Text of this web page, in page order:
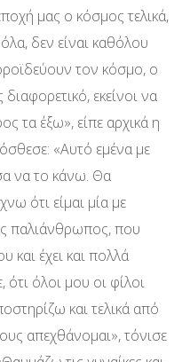
μας ο κόσμος τελικά,
δεν είναι καθόλου
τον κόσμο, ο
εκείνοι να
τα έξω», είπε αρχικά η
«Αυτό εμένα με
να το κάνω. Θα
ότι είμαι μία με
παλιάνθρωπος, που
και έχει και πολλά
όλοι μου οι φίλοι
και τελικά από
απεχθάνομαι», τόνισε